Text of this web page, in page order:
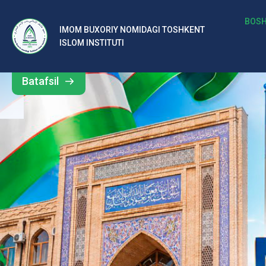
IMOM BUXORIY NOMIDAGI TOSHKENT
ISLOM INSTITUTI
b
al
ar
o‘
rt
a
si
d
Barcha
yangiliklar
Batafsil